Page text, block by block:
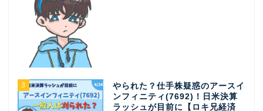
3
やられた？仕手株疑惑のアースイ
ンフィニティ(7692)！日米決算
ラッシュが目前に【ロキ兄経済